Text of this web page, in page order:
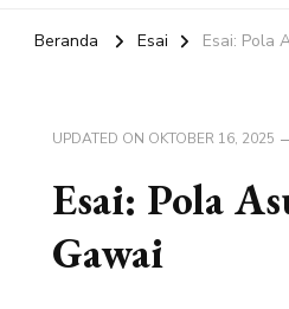
Beranda Esai Esai: Pola
UPDATED ON OKTOBER 16, 2025
Esai: Pola
Gawai